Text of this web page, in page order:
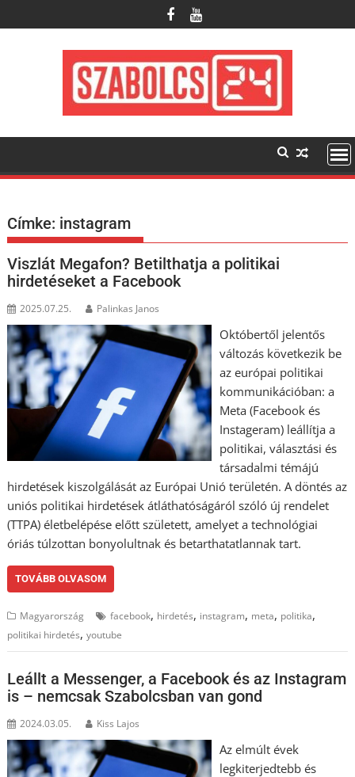
to
Címke: instagram
Viszlát Megafon? Betilthatja a politikai
hirdetéseket a Facebook
2025.07.25. Palinkas Janos
Októbertől jelentős
változás következik be
az európai politikai
kommunikációban: a
Meta (Facebook és
Instageram) leállítja a
politikai, választási és
társadalmi témájú
hirdetések kiszolgálását az Európai Unió területén. A döntés az
uniós politikai hirdetések átláthatóságáról szóló új rendelet
(TTPA) életbelépése előtt született, amelyet a technológiai
óriás túlzottan bonyolultnak és betarthatatlannak tart.
TOVÁBB OLVASOM
Magyarország facebook, hirdetés, instagram, meta, politika,
politikai hirdetés,youtube
Leállt a Messenger, a Facebook és az Instagram
is – nemcsak Szabolcsban van gond
2024.03.05. Kiss Lajos
Az elmúlt évek
legkiterjedtebb és